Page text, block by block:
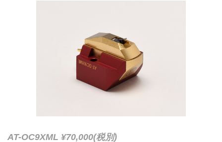
AT-OC9XML ¥70,000(税別)